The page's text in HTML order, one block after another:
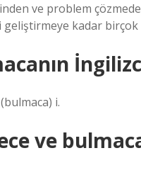
ve problem
kadar birçok
i.
ve